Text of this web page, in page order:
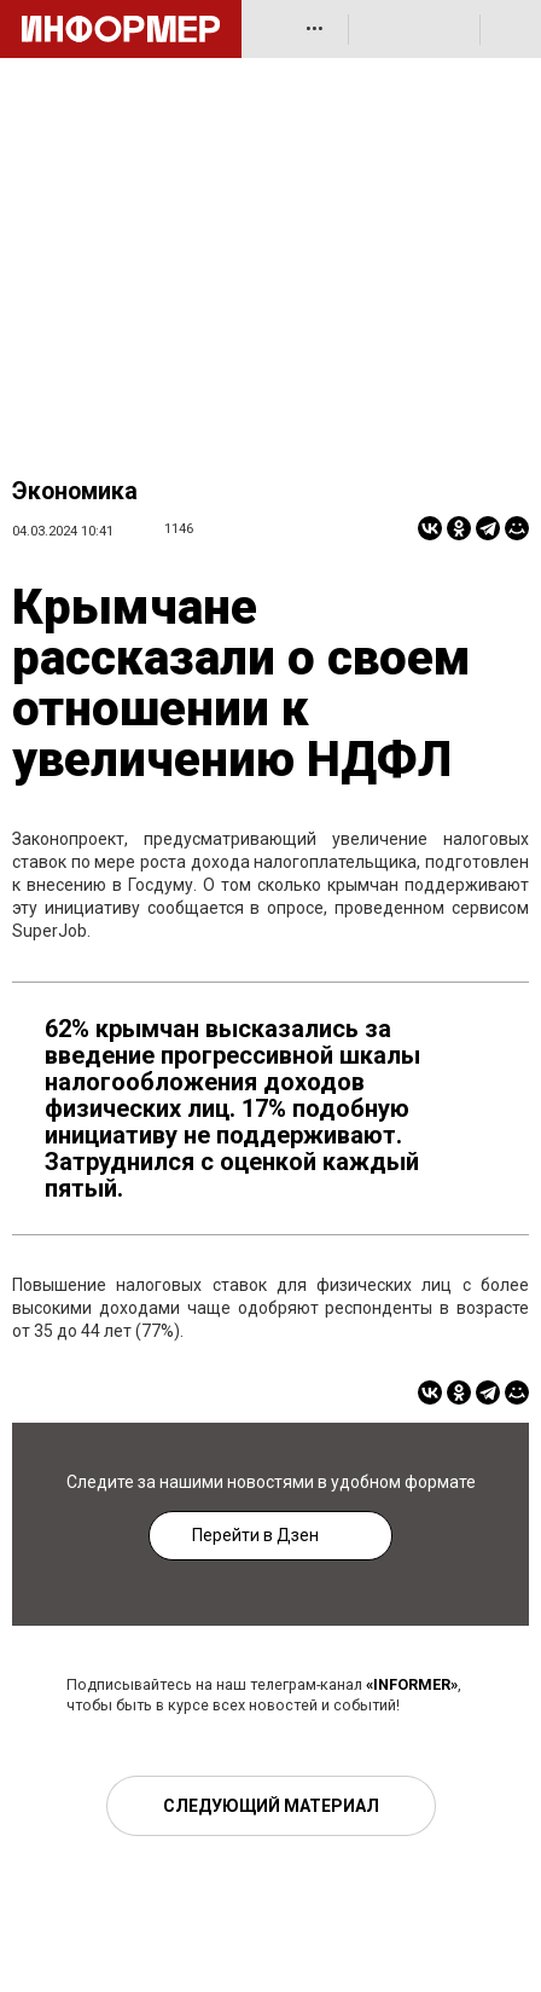
•••
Экономика
04.03.2024 10:41 1146
Крымчане
рассказали о своем
отношении к
увеличению НДФЛ
Законопроект, предусматривающий увеличение налоговых
ставок по мере роста дохода налогоплательщика, подготовлен
к внесению в Госдуму. О том сколько крымчан поддерживают
эту инициативу сообщается в опросе, проведенном сервисом
SuperJob.
62% крымчан высказались за
введение прогрессивной шкалы
налогообложения доходов
физических лиц. 17% подобную
инициативу не поддерживают.
Затруднился с оценкой каждый
пятый.
Повышение налоговых ставок для физических лиц с более
высокими доходами чаще одобряют респонденты в возрасте
от 35 до 44 лет (77%).
Следите за нашими новостями в удобном формате
Перейти в Дзен
Подписывайтесь на наш телеграм-канал «INFORMER»,
чтобы быть в курсе всех новостей и событий!
СЛЕДУЮЩИЙ МАТЕРИАЛ